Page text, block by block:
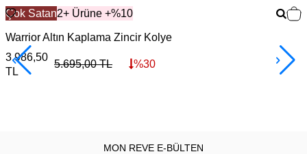
Çok Satan2+ Ürüne +%10
Warrior Altın Kaplama Zincir Kolye
3.986,50
TL
5.695,00TL %30
MON REVE E-BÜLTEN